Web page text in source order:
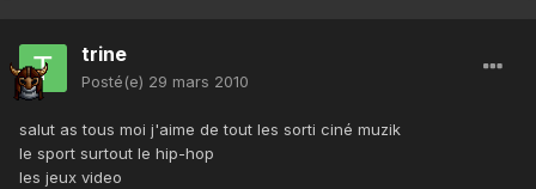
trine
Posté(e) 29 mars 2010
salut as tous moi j'aime de tout les sorti ciné muzik
le sport surtout le hip-hop
les jeux video